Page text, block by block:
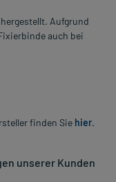
Aufgrund
auch bei
finden Sie hier.
unserer Kunden